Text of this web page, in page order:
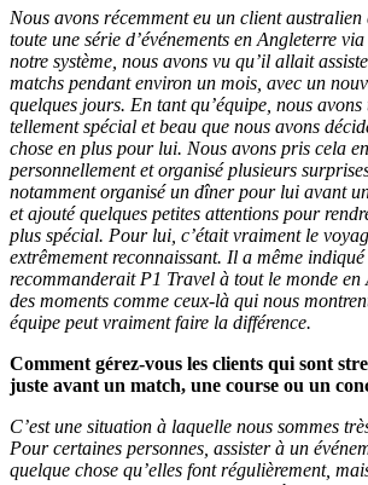
Nous avons récemment eu un client
toute une série d’événements en Angleterre
notre système, nous avons vu qu’il allait
matchs pendant environ un mois, avec un
quelques jours. En tant qu’équipe, nous
tellement spécial et beau que nous avons
chose en plus pour lui. Nous avons pris cela
personnellement et organisé plusieurs
notamment organisé un dîner pour lui avant
et ajouté quelques petites attentions pour
plus spécial. Pour lui, c’était vraiment le
extrêmement reconnaissant. Il a même indiqué
recommanderait P1 Travel à tout le monde en
des moments comme ceux-là qui nous
équipe peut vraiment faire la différence.
Comment gérez-vous les clients qui sont
juste avant un match, une course ou un
C’est une situation à laquelle nous sommes
Pour certaines personnes, assister à un
quelque chose qu’elles font régulièrement,